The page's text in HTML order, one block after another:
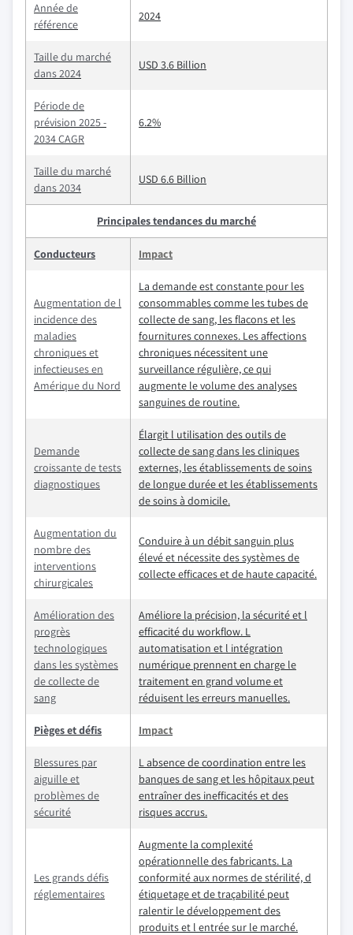
Année de
référence
2024
Taille du marché
dans 2024
USD 3.6 Billion
Période de
prévision 2025 -
2034 CAGR
6.2%
Taille du marché
dans 2034
USD 6.6 Billion
Principales tendances du marché
Conducteurs Impact
Augmentation de l
incidence des
maladies
chroniques et
infectieuses en
Amérique du Nord
La demande est constante pour les
consommables comme les tubes de
collecte de sang, les flacons et les
fournitures connexes. Les affections
chroniques nécessitent une
surveillance régulière, ce qui
augmente le volume des analyses
sanguines de routine.
Demande
croissante de tests
diagnostiques
Élargit l utilisation des outils de
collecte de sang dans les cliniques
externes, les établissements de soins
de longue durée et les établissements
de soins à domicile.
Augmentation du
nombre des
interventions
chirurgicales
Conduire à un débit sanguin plus
élevé et nécessite des systèmes de
collecte efficaces et de haute capacité.
Amélioration des
progrès
technologiques
dans les systèmes
de collecte de
sang
Améliore la précision, la sécurité et l
efficacité du workflow. L
automatisation et l intégration
numérique prennent en charge le
traitement en grand volume et
réduisent les erreurs manuelles.
Pièges et défis Impact
Blessures par
aiguille et
problèmes de
sécurité
L absence de coordination entre les
banques de sang et les hôpitaux peut
entraîner des inefficacités et des
risques accrus.
Les grands défis
réglementaires
Augmente la complexité
opérationnelle des fabricants. La
conformité aux normes de stérilité, d
étiquetage et de traçabilité peut
ralentir le développement des
produits et l entrée sur le marché.